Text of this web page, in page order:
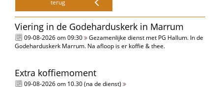
terug
Viering in de Godeharduskerk in Marrum
09-08-2026 om 09:30
Gezamenlijke dienst met PG Hallum. In de
Godeharduskerk Marrum. Na afloop is er koffie & thee.
Extra koffiemoment
09-08-2026 om 10.30 (na de dienst)